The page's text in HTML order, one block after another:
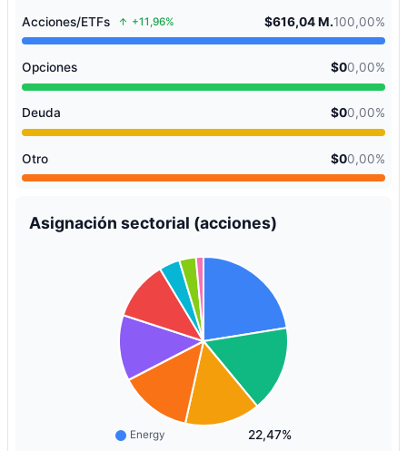
Acciones/ETFs +11,96% $616,04 M.100,00%
Opciones $00,00%
Deuda $00,00%
Otro $00,00%
Asignación sectorial (acciones)
Energy 22,47%